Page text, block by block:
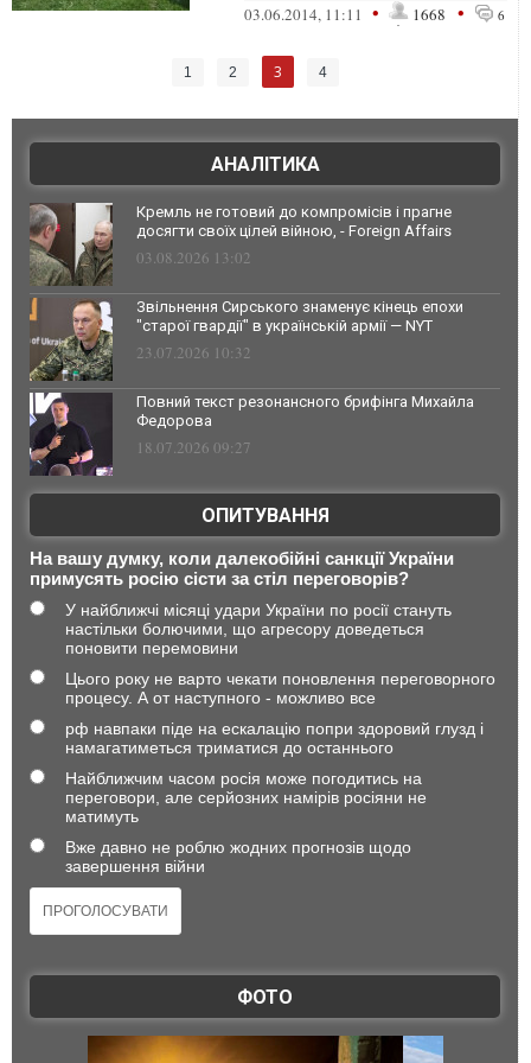
сил досить успішні
03.06.2014, 11:11 • 1668 • 6
1 2 3 4
АНАЛІТИКА
Кремль не готовий до компромісів і прагне
досягти своїх цілей війною, - Foreign Affairs
03.08.2026 13:02
Звільнення Сирського знаменує кінець епохи
"старої гвардії" в українській армії — NYT
23.07.2026 10:32
Повний текст резонансного брифінга Михайла
Федорова
18.07.2026 09:27
ОПИТУВАННЯ
На вашу думку, коли далекобійні санкції України
примусять росію сісти за стіл переговорів?
У найближчі місяці удари України по росії стануть
настільки болючими, що агресору доведеться
поновити перемовини
Цього року не варто чекати поновлення переговорного
процесу. А от наступного - можливо все
рф навпаки піде на ескалацію попри здоровий глузд і
намагатиметься триматися до останнього
Найближчим часом росія може погодитись на
переговори, але серйозних намірів росіяни не
матимуть
Вже давно не роблю жодних прогнозів щодо
завершення війни
ФОТО